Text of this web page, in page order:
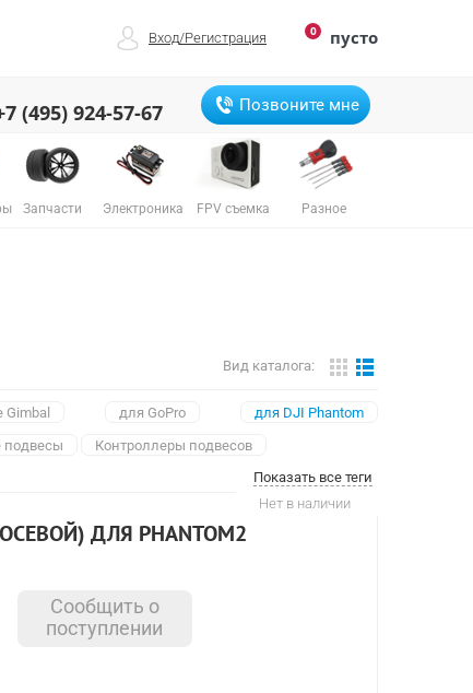
0 пусто
Вход/Регистрация
(495) 924-57-67 Позвоните мне
Запчасти Электроника FPV съемка Разное
Вид каталога:
Gimbal для GoPro
для DJI Phantom
подвесы
Контроллеры подвесов
Показать все теги
Нет в наличии
ОСЕВОЙ) ДЛЯ PHANTOM2
Сообщить о
поступлении